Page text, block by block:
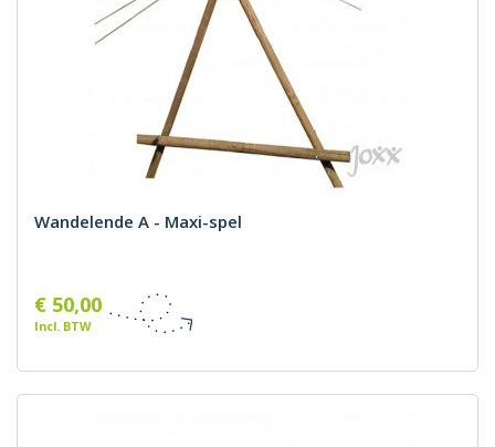
Wandelende A - Maxi-spel
€ 50,00
Incl. BTW